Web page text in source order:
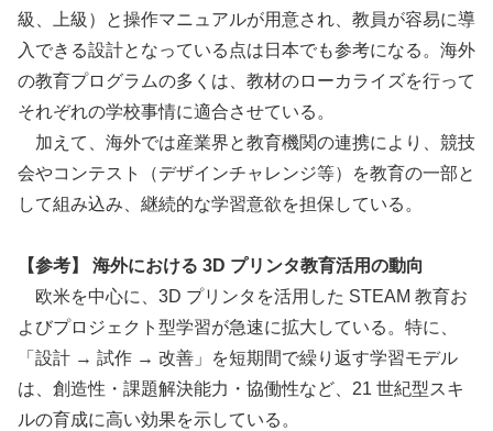
級、上級）と操作マニュアルが用意され、教員が容易に導
入できる設計となっている点は日本でも参考になる。海外
の教育プログラムの多くは、教材のローカライズを行って
それぞれの学校事情に適合させている。
加えて、海外では産業界と教育機関の連携により、競技
会やコンテスト（デザインチャレンジ等）を教育の一部と
して組み込み、継続的な学習意欲を担保している。
【参考】 海外における 3D プリンタ教育活用の動向
欧米を中心に、3D プリンタを活用した STEAM 教育お
よびプロジェクト型学習が急速に拡大している。特に、
「設計 → 試作 → 改善」を短期間で繰り返す学習モデル
は、創造性・課題解決能力・協働性など、21 世紀型スキ
ルの育成に高い効果を示している。